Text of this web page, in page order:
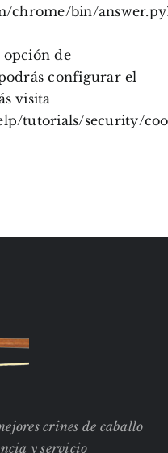
chrome/bin/
opción de
configurar el
visita
tutorials/security/
crines de caballo
y servicio